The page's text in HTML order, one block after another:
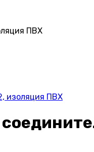
ПВХ
изоляция ПВХ